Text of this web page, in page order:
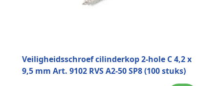
Veiligheidsschroef cilinderkop 2-hole C 4,2 x
9,5 mm Art. 9102 RVS A2-50 SP8 (100 stuks)